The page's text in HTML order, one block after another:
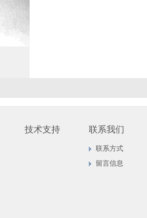
技术支持 联系我们
联系方式
留言信息